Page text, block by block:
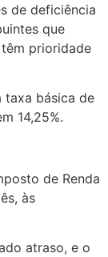
de deficiência
que
prioridade
taxa básica de
14,25%.
de Renda
às
atraso, e o